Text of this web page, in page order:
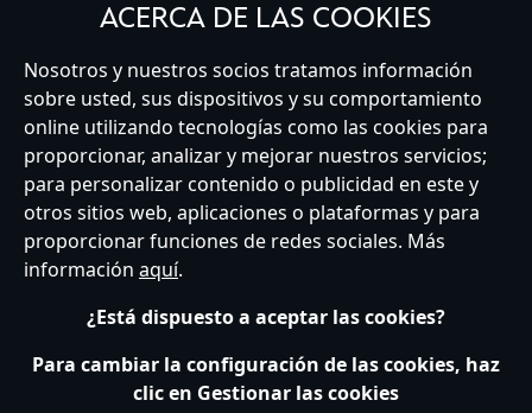
Spain
Atención al Cliente Términos de Uso
Buscador de Tiendas
Mapa del Sitio
Política de Privacidad
Política de Cookies
Sobre Privacidad en la UE
Términos y Condiciones Generales
Gestionar su configuración de cookies
s172 Statements
Accessibility
© Disney © Disney•Pixar © & ™ Lucasfilm LTD © Marvel. Todos los derechos
ACERCA DE LAS COOKIES
Nosotros y nuestros socios tratamos información
sobre usted, sus dispositivos y su comportamiento
online utilizando tecnologías como las cookies para
proporcionar, analizar y mejorar nuestros servicios;
para personalizar contenido o publicidad en este y
otros sitios web, aplicaciones o plataformas y para
proporcionar funciones de redes sociales. Más
información aquí.
¿Está dispuesto a aceptar las cookies?
Para cambiar la configuración de las cookies, haz
clic en Gestionar las cookies